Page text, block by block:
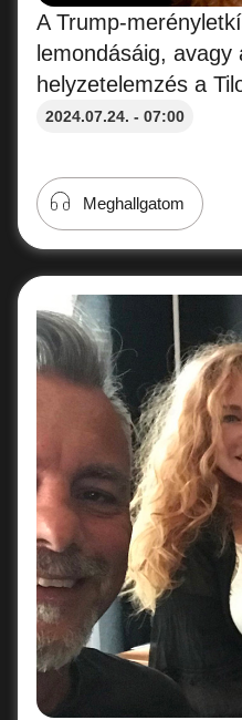
A Trump-
lemondásáig, avagy
helyzetelemzés a
2024.07.24. - 07:00
Meghallgatom